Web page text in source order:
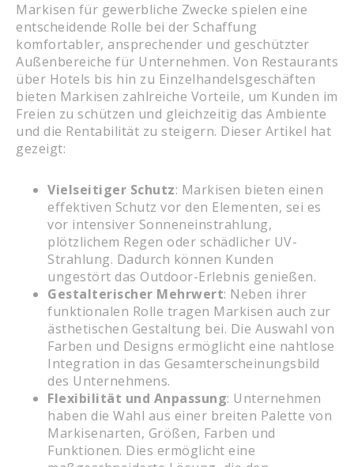
Markisen für gewerbliche Zwecke spielen eine
entscheidende Rolle bei der Schaffung
komfortabler, ansprechender und geschützter
Außenbereiche für Unternehmen. Von Restaurants
über Hotels bis hin zu Einzelhandelsgeschäften
bieten Markisen zahlreiche Vorteile, um Kunden im
Freien zu schützen und gleichzeitig das Ambiente
und die Rentabilität zu steigern. Dieser Artikel hat
gezeigt:
Vielseitiger Schutz: Markisen bieten einen
effektiven Schutz vor den Elementen, sei es
vor intensiver Sonneneinstrahlung,
plötzlichem Regen oder schädlicher UV-
Strahlung. Dadurch können Kunden
ungestört das Outdoor-Erlebnis genießen.
Gestalterischer Mehrwert: Neben ihrer
funktionalen Rolle tragen Markisen auch zur
ästhetischen Gestaltung bei. Die Auswahl von
Farben und Designs ermöglicht eine nahtlose
Integration in das Gesamterscheinungsbild
des Unternehmens.
Flexibilität und Anpassung: Unternehmen
haben die Wahl aus einer breiten Palette von
Markisenarten, Größen, Farben und
Funktionen. Dies ermöglicht eine